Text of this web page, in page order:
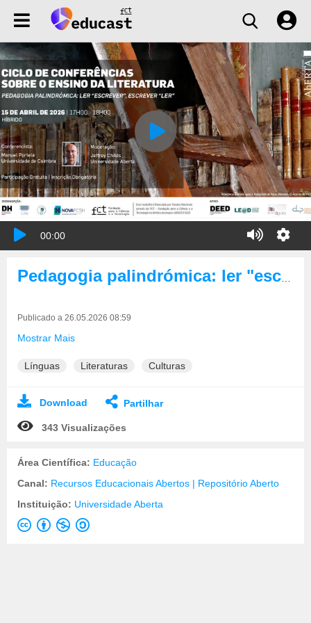
00:00
Publicado a 26.05.2026 08:59
Mostrar Mais
Línguas Literaturas Culturas
Download Partilhar
343 Visualizações
Área Científica: Educação
Canal: Recursos Educacionais Abertos | Repositório Aberto
Instituição: Universidade Aberta